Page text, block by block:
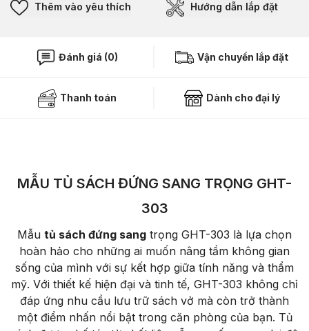
Thêm vào yêu thích Hướng dẫn lắp đặt
Đánh giá (0) Vận chuyển lắp đặt
Thanh toán Dành cho đại lý
MẪU TỦ SÁCH ĐỨNG SANG TRỌNG GHT-
303
Mẫu tủ sách đứng sang trọng GHT-303 là lựa chọn
hoàn hảo cho những ai muốn nâng tầm không gian
sống của mình với sự kết hợp giữa tính năng và thẩm
mỹ. Với thiết kế hiện đại và tinh tế, GHT-303 không chỉ
đáp ứng nhu cầu lưu trữ sách vở mà còn trở thành
một điểm nhấn nổi bật trong căn phòng của bạn. Tủ